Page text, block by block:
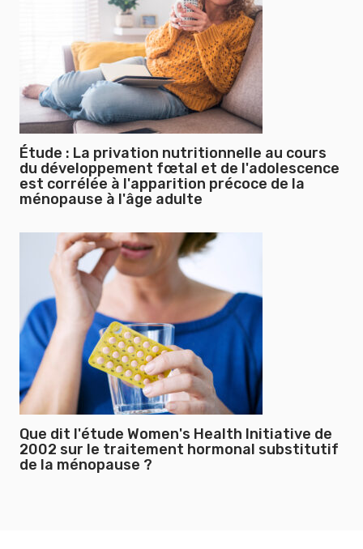
Étude : La privation nutritionnelle au cours
du développement fœtal et de l'adolescence
est corrélée à l'apparition précoce de la
ménopause à l'âge adulte
Que dit l'étude Women's Health Initiative de
2002 sur le traitement hormonal substitutif
de la ménopause ?